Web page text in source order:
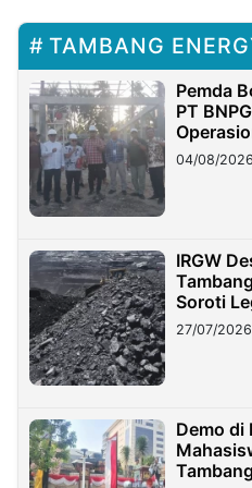
TAMBANG
Pemda
PT
04/08/
IRGW
Soroti
Stockpile
27/07/
Demo di